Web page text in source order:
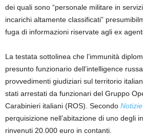
dei quali sono “personale militare in
incarichi altamente classificati”
fuga di informazioni riservate agli ex
La testata sottolinea che l’immunità
presunto funzionario dell’intelligence
provvedimenti giudiziari sul territorio
stati arrestati da funzionari del Gruppo
Carabinieri italiani (ROS). Secondo
perquisizione nell’abitazione di uno degli
rinvenuti 20.000 euro in contanti.